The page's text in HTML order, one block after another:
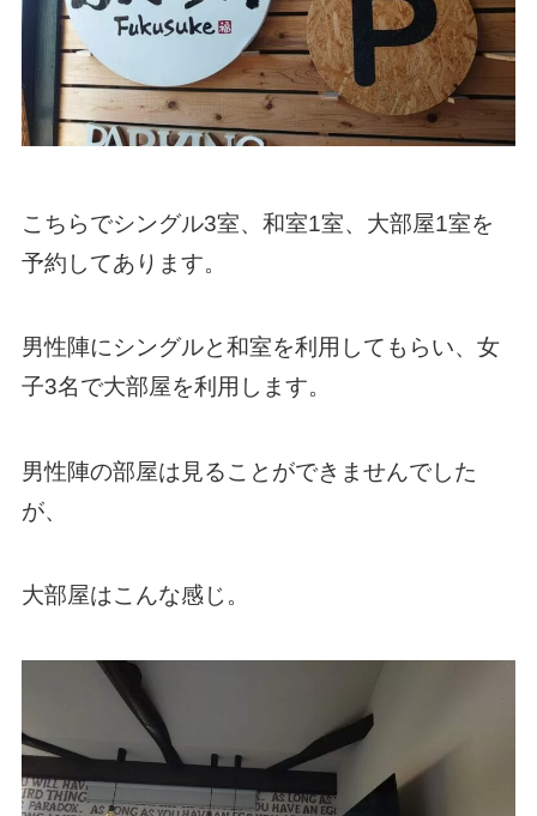
こちらでシングル3室、和室1室、大部屋1室を
予約してあります。
男性陣にシングルと和室を利用してもらい、女
子3名で大部屋を利用します。
男性陣の部屋は見ることができませんでした
が、
大部屋はこんな感じ。